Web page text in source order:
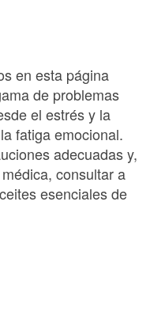
en esta página
de problemas
el estrés y la
fatiga emocional.
adecuadas y,
consultar a
esenciales de